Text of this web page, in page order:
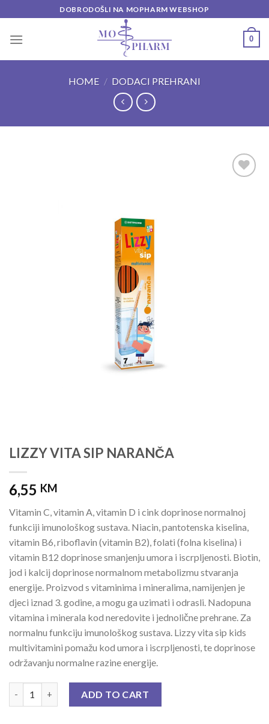
to
content
DOBRODOŠLI NA MOPHARM WEBSHOP
0
HOME / DODACI PREHRANI
LIZZY VITA SIP NARANČA
6,55 KM
Vitamin C, vitamin A, vitamin D i cink doprinose normalnoj
funkciji imunološkog sustava. Niacin, pantotenska kiselina,
vitamin B6, riboflavin (vitamin B2), folati (folna kiselina) i
vitamin B12 doprinose smanjenju umora i iscrpljenosti. Biotin,
jod i kalcij doprinose normalnom metabolizmu stvaranja
energije. Proizvod s vitaminima i mineralima, namijenjen je
djeci iznad 3. godine, a mogu ga uzimati i odrasli. Nadopuna
vitamina i minerala kod neredovite i jednolične prehrane. Za
normalnu funkciju imunološkog sustava. Lizzy vita sip kids
multivitamini pomažu kod umora i iscrpljenosti, te doprinose
održavanju normalne razine energije.
ADD TO CART